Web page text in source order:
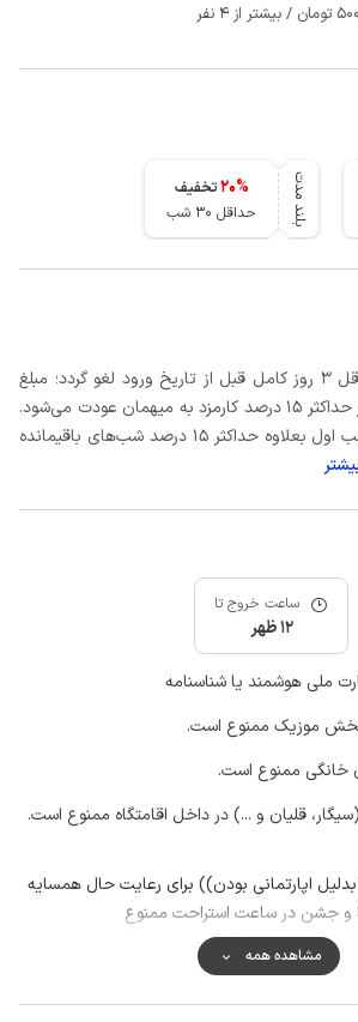
بلند مدت 20%
تخفیف
حداقل 30 شب
در صورتی که رزرو، حداقل 3 روز کامل قبل از تاریخ ورود لغو گردد؛ مبلغ
صورتحساب پس از کسر حداکثر 15 درصد کارمزد به میهمان عودت می‌شود.
در غیر اینصورت اجاره شب اول بعلاوه حداکثر 15 درصد شب‌های باقیمانده
ساعت خروج تا
12 ظهر
ملی هوشمند یا شناسنامه
پخش موزیک ممنوع است.
خانگی ممنوع است.
قلیان و ...) در داخل اقامتگاه ممنوع است.
بدلیل اپارتمانی بودن)) برای رعایت حال همسایه
و جشن در ساعت استراحت ممنوع
بدون هماهنگی بعلت کمبود آب ممنوع
صوتی ممنوع می باشد.
مشاهده همه